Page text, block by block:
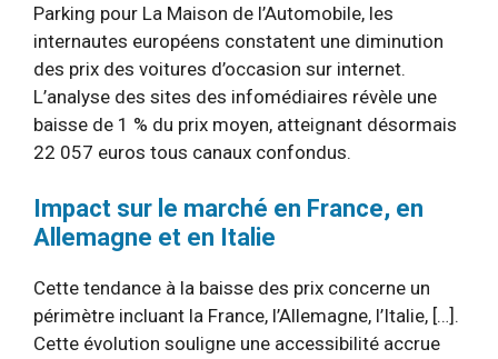
Parking pour La Maison de l’Automobile, les
internautes européens constatent une diminution
des prix des voitures d’occasion sur internet.
L’analyse des sites des infomédiaires révèle une
baisse de 1 % du prix moyen, atteignant désormais
22 057 euros tous canaux confondus.
Impact sur le marché en France, en
Allemagne et en Italie
Cette tendance à la baisse des prix concerne un
périmètre incluant la France, l’Allemagne, l’Italie, […].
Cette évolution souligne une accessibilité accrue